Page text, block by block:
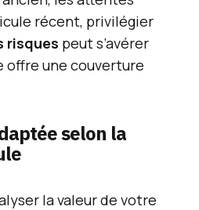
récent, privilégier
risques peut s’avérer
offre une couverture
selon la
la valeur de votre